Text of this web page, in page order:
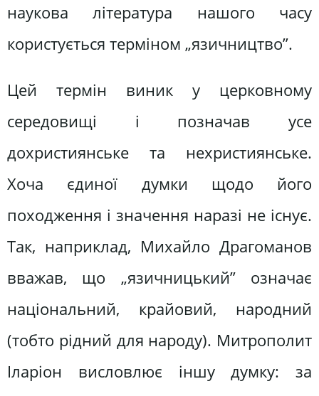
наукова література нашого часу
користується терміном „язичництво”.
Цей термін виник у церковному
середовищі і позначав усе
дохристиянське та нехристиянське.
Хоча єдиної думки щодо його
походження і значення наразі не існує.
Так, наприклад, Михайло Драгоманов
вважав, що „язичницький” означає
національний, крайовий, народний
(тобто рідний для народу). Митрополит
Іларіон висловлює іншу думку: за